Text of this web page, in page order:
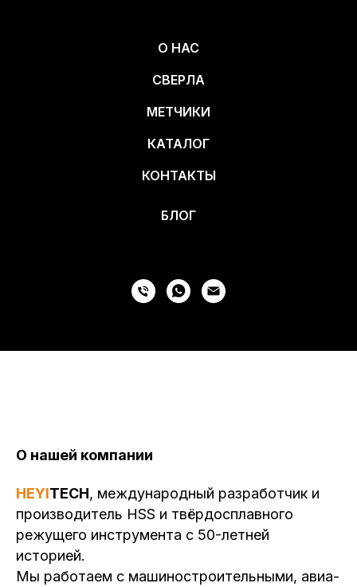
О НАС
СВЕРЛА
МЕТЧИКИ
КАТАЛОГ
КОНТАКТЫ
БЛОГ
О нашей компании
HEYITECH, международный разработчик и
производитель HSS и твёрдосплавного
режущего инструмента с 50-летней
историей.
Мы работаем с машиностроительными, авиа-